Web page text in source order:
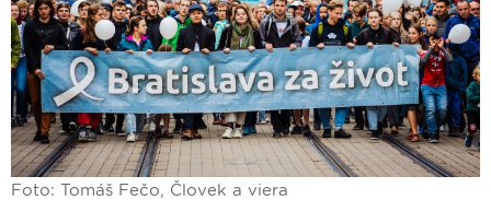
Foto: Tomáš Fečo, Človek a viera